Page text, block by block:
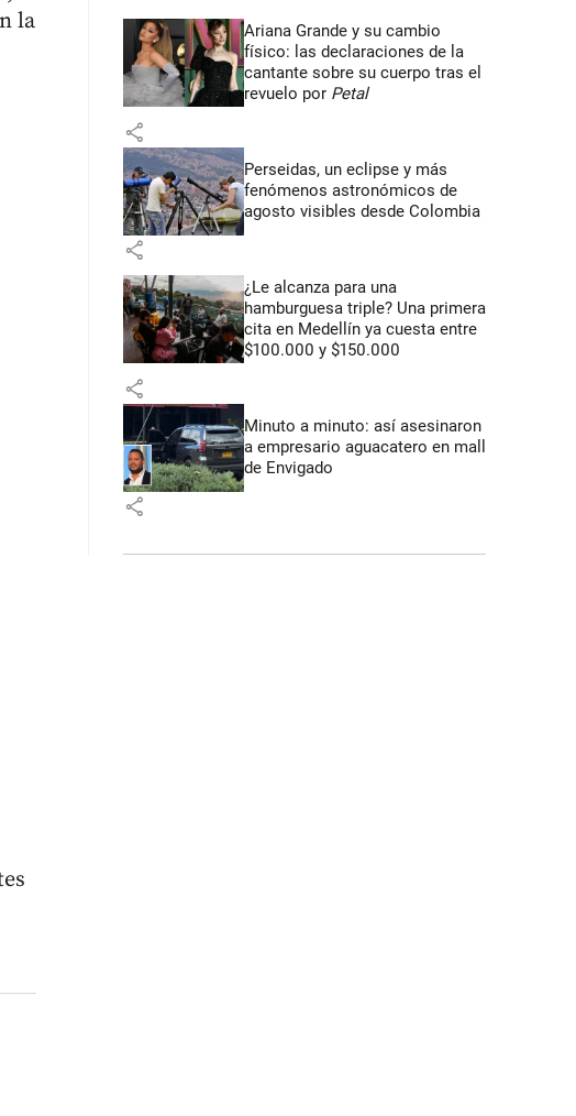
la
Ariana Grande y su cambio
físico: las declaraciones de la
cantante sobre su cuerpo tras el
revuelo por Petal
share
Perseidas, un eclipse y más
fenómenos astronómicos de
agosto visibles desde Colombia
share
¿Le alcanza para una
hamburguesa triple? Una primera
cita en Medellín ya cuesta entre
$100.000 y $150.000
share
Minuto a minuto: así asesinaron
a empresario aguacatero en mall
de Envigado
share